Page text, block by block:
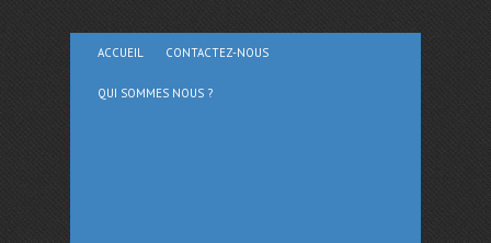
ACCUEIL CONTACTEZ-NOUS
QUI SOMMES NOUS ?